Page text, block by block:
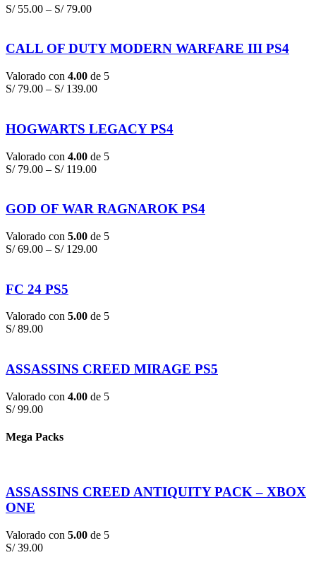
S/55.00 – S/79.00
CALL OF DUTY MODERN WARFARE III PS4
Valorado con 4.00 de 5
S/79.00 – S/139.00
HOGWARTS LEGACY PS4
Valorado con 4.00 de 5
S/79.00 – S/119.00
GOD OF WAR RAGNAROK PS4
Valorado con 5.00 de 5
S/69.00 – S/129.00
FC 24 PS5
Valorado con 5.00 de 5
S/89.00
ASSASSINS CREED MIRAGE PS5
Valorado con 4.00 de 5
S/99.00
Mega Packs
ASSASSINS CREED ANTIQUITY PACK – XBOX
ONE
Valorado con 5.00 de 5
S/39.00